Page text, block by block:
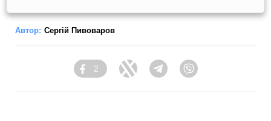
Автор: Сергій Пивоваров
Facebook
2
Twitter Telegram